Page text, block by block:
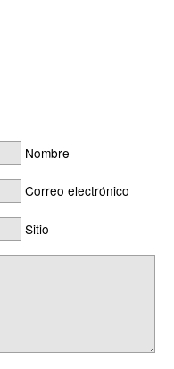
Nombre
Correo electrónico
Sitio